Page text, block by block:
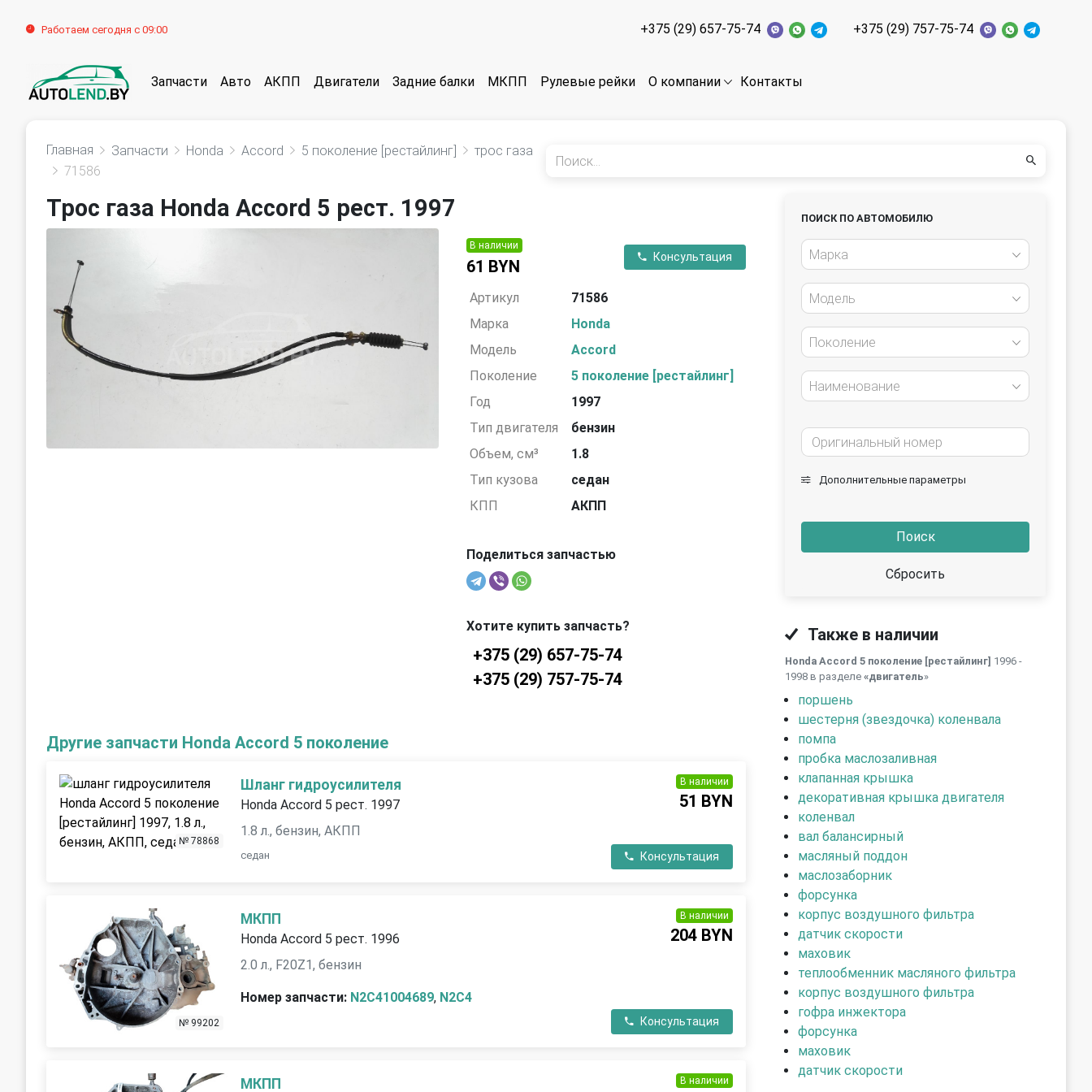
Работаем сегодня с 09:00 +375 (29) 657-75-74 +375 (29) 757-75-74
Запчасти Авто АКПП Двигатели Задние балки МКПП Рулевые рейки О компании Контакты
Главная Запчасти Honda Accord 5 поколение [рестайлинг]
трос газа
71586
Трос газа Honda Accord 5 рест. 1997
В наличии
61 BYN
Консультация
Артикул
71586
Марка
Honda
Модель
Accord
Поколение
5 поколение [рестайлинг]
Год
1997
Тип двигателя
бензин
Объем, см³
1.8
Тип кузова
седан
КПП
АКПП
Поделиться запчастью
Хотите купить запчасть?
+375 (29) 657-75-74
+375 (29) 757-75-74
Другие запчасти Honda Accord 5 поколение
№ 78868
Шланг гидроусилителя
Honda Accord 5 рест. 1997
1.8 л., бензин, АКПП
седан
В наличии
51 BYN
Консультация
№ 99202
МКПП
Honda Accord 5 рест. 1996
2.0 л., F20Z1, бензин
Номер запчасти: N2C41004689, N2C4
В наличии
204 BYN
Консультация
МКПП В наличии
ПОИСК ПО АВТОМОБИЛЮ
Марка
Модель
Поколение
Наименование
Дополнительные параметры
Поиск
Сбросить
Также в наличии
Honda Accord 5 поколение [рестайлинг] 1996 -
1998 в разделе «двигатель»
поршень
шестерня (звездочка) коленвала
помпа
пробка маслозаливная
клапанная крышка
декоративная крышка двигателя
коленвал
вал балансирный
масляный поддон
маслозаборник
форсунка
корпус воздушного фильтра
датчик скорости
маховик
теплообменник масляного фильтра
корпус воздушного фильтра
гофра инжектора
форсунка
маховик
датчик скорости